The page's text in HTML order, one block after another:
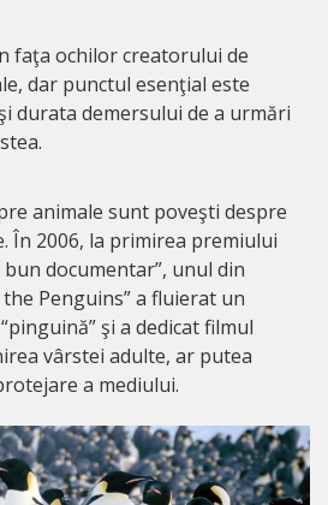
faţa ochilor creatorului de
dar punctul esenţial este
durata demersului de a urmări
animale sunt poveşti despre
În 2006, la primirea premiului
documentar”, unul din
Penguins” a fluierat un
şi a dedicat filmul
vârstei adulte, ar putea
a mediului.